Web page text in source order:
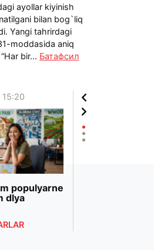
ayollar kiyinish
bilan bog`liq
Yangi tahrirdagi
moddasida aniq
bir... Батафсил
15:20
populyarne
dlya
20.07.2026 12:06